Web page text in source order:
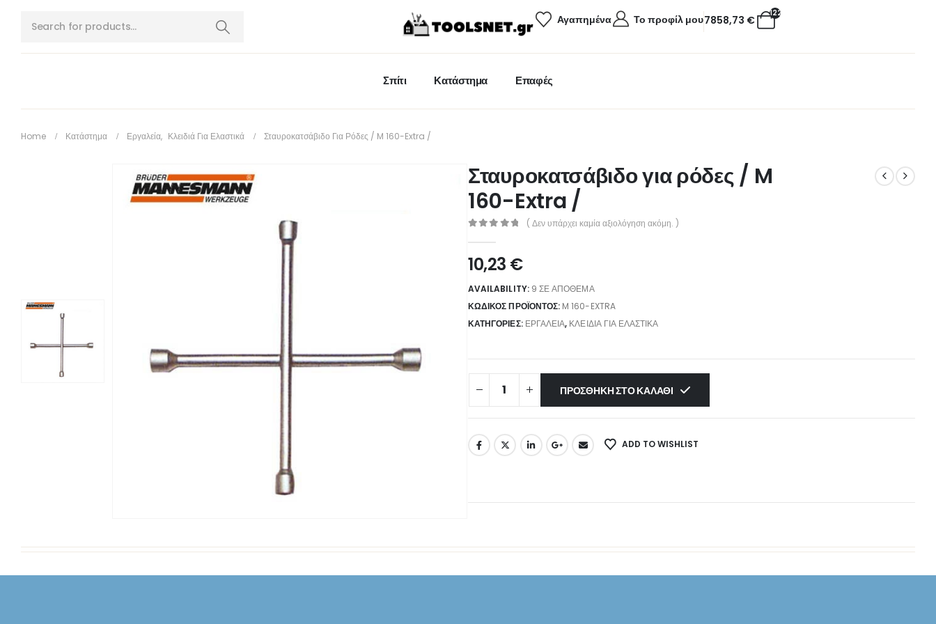
Αγαπημένα Το προφίλ μου 122
7858,73 €
Σπίτι Κατάστημα Επαφές
Home Κατάστημα Εργαλεία, Κλειδιά Για Ελαστικά Σταυροκατσάβιδο Για Ρόδες / M 160-Extra /
Σταυροκατσάβιδο για ρόδες / M
160-Extra /
( Δεν υπάρχει καμία αξιολόγηση ακόμη. )
10,23 €
AVAILABILITY: 9 ΣΕ ΑΠΌΘΕΜΑ
ΚΩΔΙΚΌΣ ΠΡΟΪΌΝΤΟΣ: M 160-EXTRA
ΚΑΤΗΓΟΡΊΕΣ: ΕΡΓΑΛΕΊΑ, ΚΛΕΙΔΙΆ ΓΙΑ ΕΛΑΣΤΙΚΆ
ΠΡΟΣΘΉΚΗ ΣΤΟ ΚΑΛΆΘΙ
ADD TO WISHLIST